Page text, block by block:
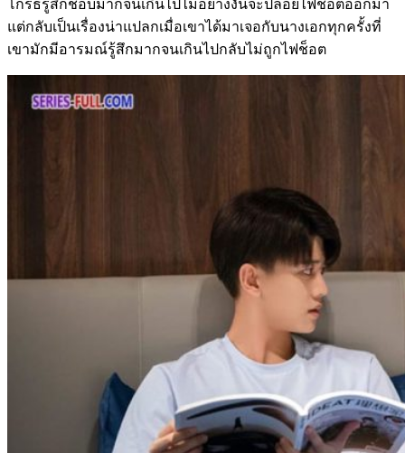
โกรธรู้สึกชอบมากจนเกินไปไม่อย่างงั้นจะปล่อยไฟช็อตออกมา
แต่กลับเป็นเรื่องน่าแปลกเมื่อเขาได้มาเจอกับนางเอกทุกครั้งที่
เขามักมีอารมณ์รู้สึกมากจนเกินไปกลับไม่ถูกไฟช็อต